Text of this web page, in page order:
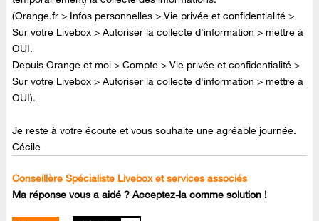
(Orange.fr > Infos personnelles > Vie privée et confidentialité >
Sur votre Livebox > Autoriser la collecte d'information > mettre à
OUI.
Depuis Orange et moi > Compte > Vie privée et confidentialité >
Sur votre Livebox > Autoriser la collecte d'information > mettre à
OUI).
Je reste à votre écoute et vous souhaite une agréable journée.
Cécile
Conseillère Spécialiste Livebox et services associés
Ma réponse vous a aidé ? Acceptez-la comme solution !